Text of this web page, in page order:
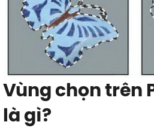
Vùng chọn trên
là gì?